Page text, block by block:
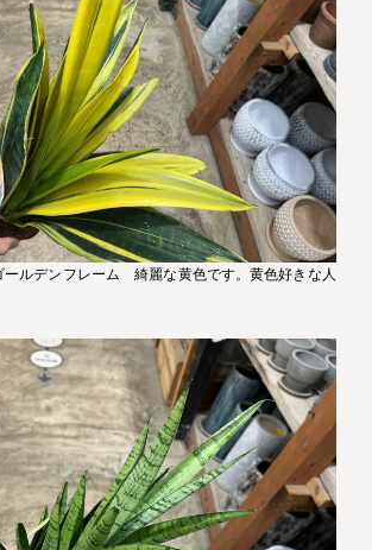
ルデンフレーム 綺麗な黄色です。黄色好きな人